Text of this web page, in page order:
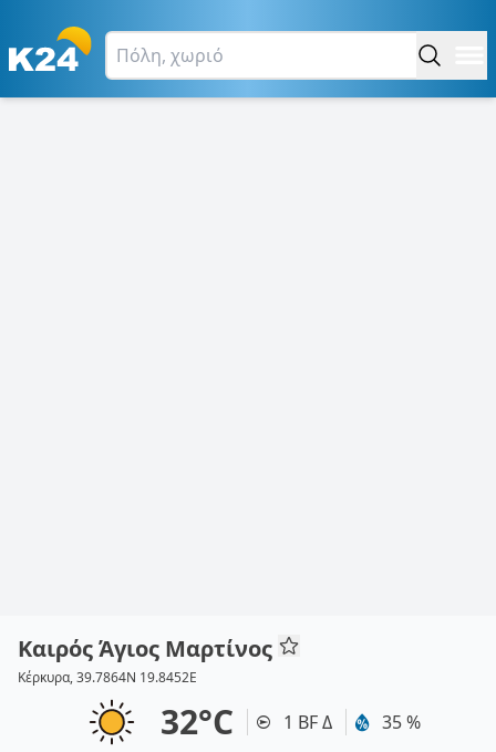
Καιρός Άγιος Μαρτίνος
Κέρκυρα, 39.7864N 19.8452E
32°C 1 BF Δ 35 %